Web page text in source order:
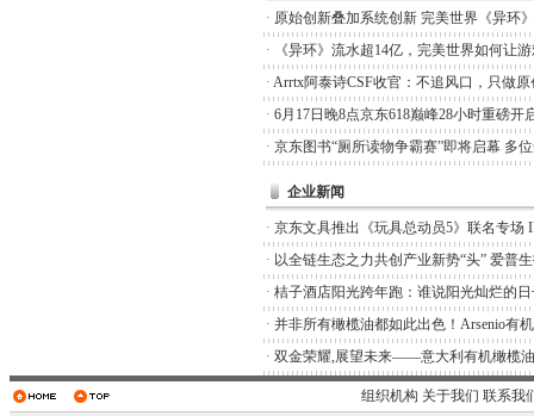
· 原始创新叠加系统创新 完美世界《异环
·
《异环》流水超14亿，完美世界如何让游
· Arrtx阿泰诗CSF收官：不追风口，只做原
· 6月17日晚8点京东618巅峰28小时重磅开
· 京东图书“厕所读物争霸赛”即将启幕 多
企业新闻
· 京东文具推出《玩具总动员5》联名专场
· 以全链生态之力共创产业新势“头” 爱普
· 桔子酒店阳光跨年跑：谁说阳光灿烂的
· 并非所有橄榄油都如此出色！Arsenio有
· 双金荣耀,展望未来——意大利有机橄榄
组织机构 关于我们 联系我